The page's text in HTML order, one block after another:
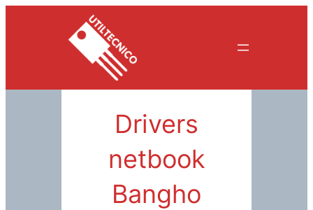
Drivers
netbook
Bangho